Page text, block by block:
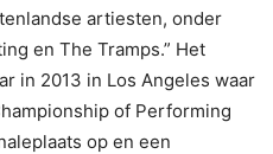
artiesten, onder
en The Tramps.” Het
in 2013 in Los Angeles waar
of Performing
op en een